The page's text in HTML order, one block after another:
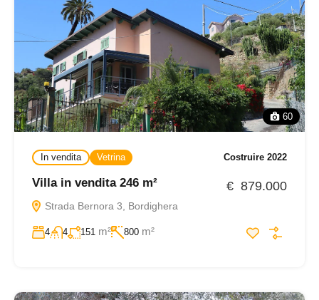
60
In vendita Vetrina Costruire 2022
Villa in vendita 246 m²
Strada Bernora 3, Bordighera
€ 879.000
4 4 151 m² 800 m²